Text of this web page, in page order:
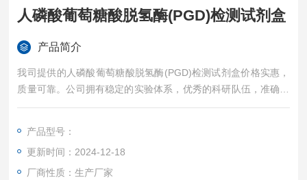
人磷酸葡萄糖酸脱氢酶(PGD)检测试剂盒
产品简介
我司提供的人磷酸葡萄糖酸脱氢酶(PGD)检测试剂盒价格实惠，
质量可靠。公司拥有稳定的实验体系，优秀的科研队伍，准确的
实验结果，是您值得信赖的合作伙伴，凡购买我司的试剂盒产品
产品型号：
更新时间：2024-12-18
厂商性质：生产厂家